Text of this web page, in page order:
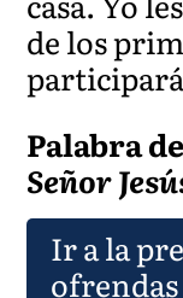
de los
participará
Palabra
Señor
Ir a la
ofrendas